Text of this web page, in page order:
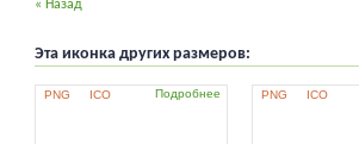
« Назад
Эта иконка других размеров:
PNG ICO Подробнее PNG ICO